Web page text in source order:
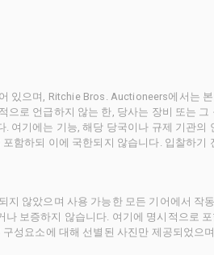
있으며, Ritchie Bros. Auctioneers에서는
으로 언급하지 않는 한, 당사는 장비 또는
여기에는 기능, 해당 당국이나 규제 기관
함하되 이에 국한되지 않습니다. 입찰하기
지 않았으며 사용 가능한 모든 기어에서 작
보증하지 않습니다. 여기에 명시적으로
성요소에 대해 선별된 사진만 제공되었으